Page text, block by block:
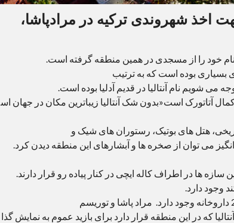
اخذ شهروندی ترکیه در مرادپاشا،
نام خود را از مسجدی در همین منطقه گرفته است.
تمدن های بسیاری بوده است که به ترتیب
می شویم نام آنتالیا در قدیم آدلیا بوده است.
آتاتورک است«بدون شک آنتالیا زیباترین مکان در جهان اس
هتل های بوتیک، رستوران های شیک و
می توان از صخره ها و آبشارهای این منطقه دیدن کرد.
ها در اطراف کاله ایچی در کنار پیاده رو قرار دارند.
وجود دارد.
در مراد پاشا 33 مرکز بهداشتی خصوصی و دولتی و بیش از 200 داروخانه وجود دارد. مراد پاشا و توریسم
که در این منطقه قرار دارد برای بازید عموم به نمایش گذا